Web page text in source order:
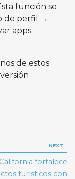
función se
de perfil →
apps
de estos
NEXT:
fortalece
turísticos con